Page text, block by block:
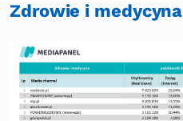
Zdrowie i medycyna